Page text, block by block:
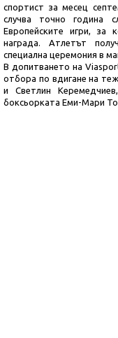
спортист за месец
случва точно година
Европейските игри, за
награда. Атлетът
специална церемония в
В допитването на
отбора по вдигане на
и Светлин
боксьорката Еми-Мари